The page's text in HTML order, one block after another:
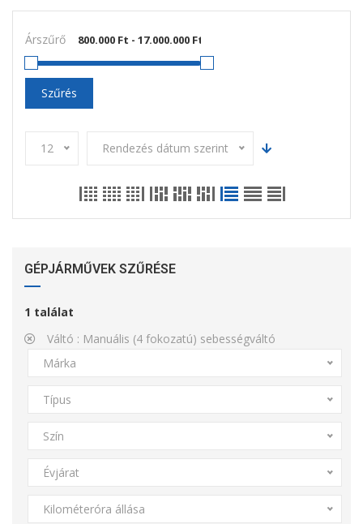
Árszűrő
Szűrés
12 Rendezés dátum szerint
GÉPJÁRMŰVEK SZŰRÉSE
1 találat
Váltó : Manuális (4 fokozatú) sebességváltó
Márka
Típus
Szín
Évjárat
Kilométeróra állása